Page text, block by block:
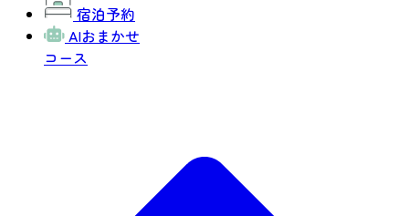
宿泊予約
AIおまかせ
コース